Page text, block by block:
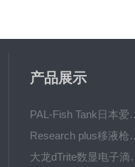
产品展示
PAL-Fish Tank
Research plus
大龙dTrite